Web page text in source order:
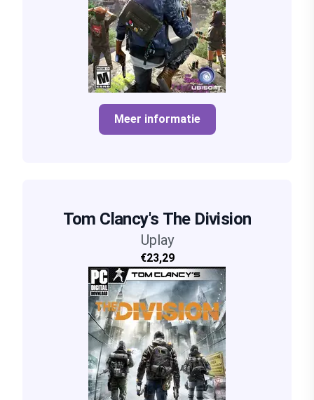
Meer informatie
Tom Clancy's The Division
Uplay
€23,29